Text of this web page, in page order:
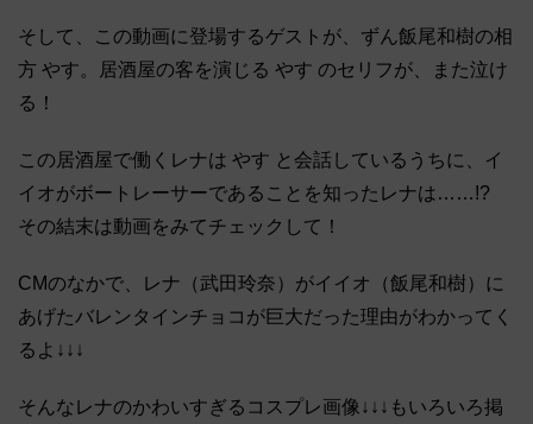
そして、この動画に登場するゲストが、ずん飯尾和樹の相
方 やす。居酒屋の客を演じる やす のセリフが、また泣け
る！
この居酒屋で働くレナは やす と会話しているうちに、イ
イオがボートレーサーであることを知ったレナは……!?
その結末は動画をみてチェックして！
CMのなかで、レナ（武田玲奈）がイイオ（飯尾和樹）に
あげたバレンタインチョコが巨大だった理由がわかってく
るよ↓↓↓
そんなレナのかわいすぎるコスプレ画像↓↓↓もいろいろ掲